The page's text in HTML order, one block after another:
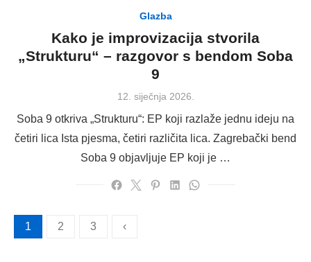
Glazba
Kako je improvizacija stvorila
„Strukturu“ – razgovor s bendom Soba
9
Posted
12. siječnja 2026.
Soba 9 otkriva „Strukturu“: EP koji razlaže jednu ideju na
četiri lica Ista pjesma, četiri različita lica. Zagrebački bend
Soba 9 objavljuje EP koji je …
Brojevi
1 2 3 ‹